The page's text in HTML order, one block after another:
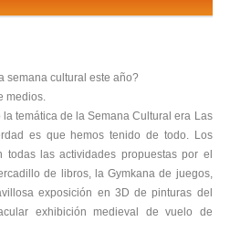
semana cultural este año?
medios.
temática de la Semana Cultural era Las
es que hemos tenido de todo. Los
todas las actividades propuestas por el
de libros, la Gymkana de juegos,
exposición en 3D de pinturas del
exhibición medieval de vuelo de